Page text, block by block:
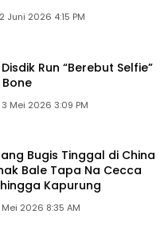
Juni 2026 4:15 PM
Run “Berebut Selfie”
Mei 2026 3:09 PM
Bugis Tinggal di China
Bale Tapa Na Cecca
Kapurung
Mei 2026 8:35 AM